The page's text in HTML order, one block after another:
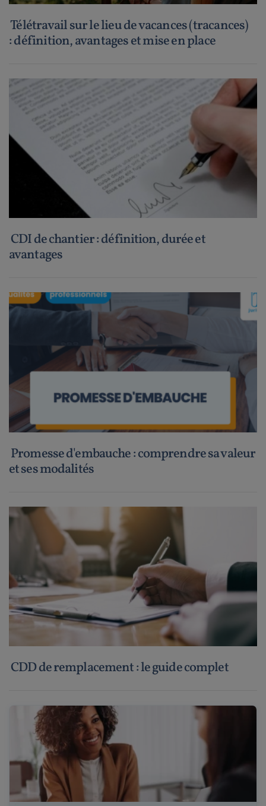
Télétravail sur le lieu de vacances (tracances)
: définition, avantages et mise en place
CDI de chantier : définition, durée et
avantages
Promesse d'embauche : comprendre sa valeur
et ses modalités
CDD de remplacement : le guide complet